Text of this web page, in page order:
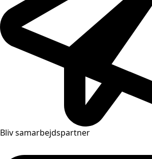
Bliv samarbejdspartner